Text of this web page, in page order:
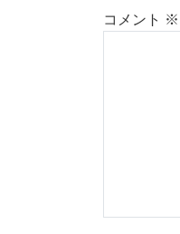
コメント ※